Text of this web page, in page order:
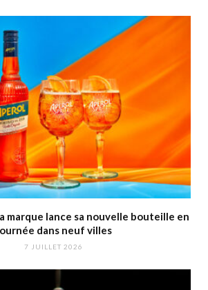
marque lance sa nouvelle bouteille en
dans neuf villes
7 JUILLET 2026